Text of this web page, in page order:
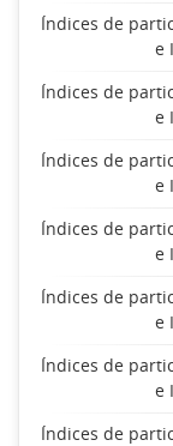
Índices de
e
Índices de
e
Índices de
e
Índices de
e
Índices de
e
Índices de
e
Índices de